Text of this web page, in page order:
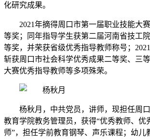
化研究成果。
2021年摘得周口市第一届职业技能大
等奖；同年指导学生获第二届河南省技工
等奖，并荣获省级优秀指导教师称号；
斩获周口市社会科学优秀成果二等奖、三
大赛优秀指导教师等多项殊荣。
杨秋月，中共党员，讲师，现担任周
教育学院教务管理员，获得“优秀教师、优
师”，担任学前教育钢琴、声乐课程；幼儿